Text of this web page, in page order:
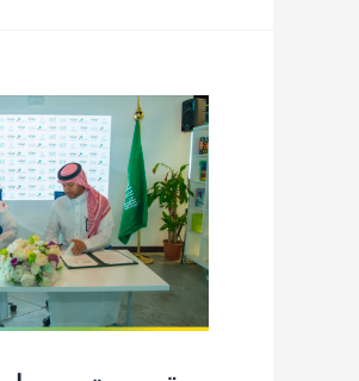
مكة
لمقر
الهيئة
الملكية
للجبيل
وينبع
لبحث